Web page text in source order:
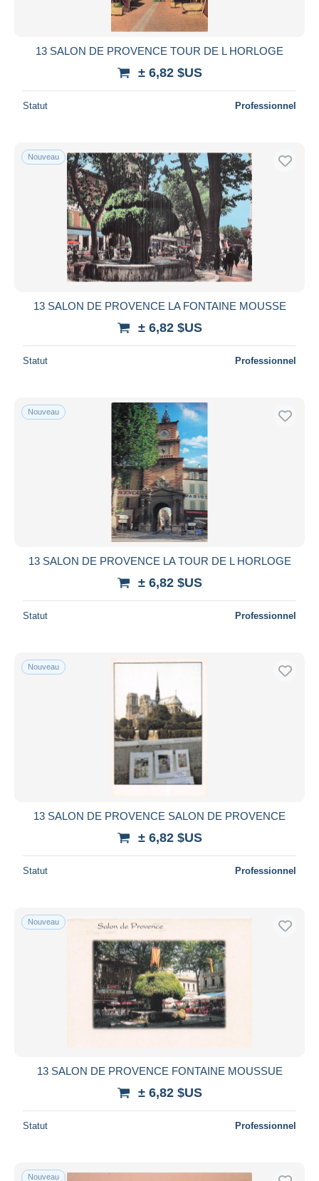
13 SALON DE PROVENCE TOUR DE L HORLOGE
± 6,82 $US
Statut Professionnel
Nouveau
13 SALON DE PROVENCE LA FONTAINE MOUSSE
± 6,82 $US
Statut Professionnel
Nouveau
13 SALON DE PROVENCE LA TOUR DE L HORLOGE
± 6,82 $US
Statut Professionnel
Nouveau
13 SALON DE PROVENCE SALON DE PROVENCE
± 6,82 $US
Statut Professionnel
Nouveau
13 SALON DE PROVENCE FONTAINE MOUSSUE
± 6,82 $US
Statut Professionnel
Nouveau